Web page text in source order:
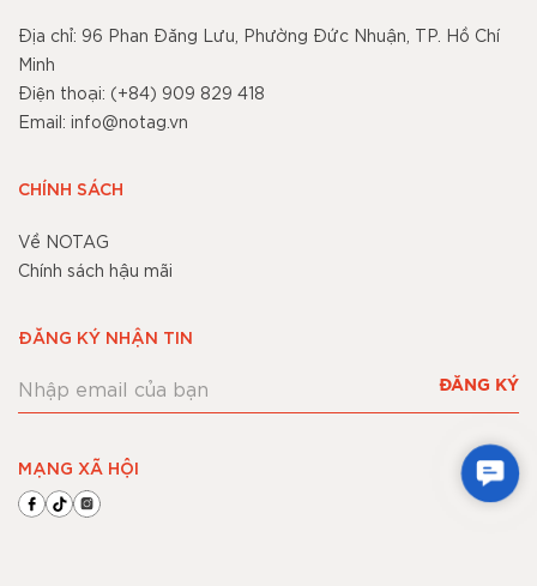
Địa chỉ: 96 Phan Đăng Lưu, Phường Đức Nhuận, TP. Hồ Chí
Minh
Điện thoại: (+84) 909 829 418
Email: info@notag.vn
CHÍNH SÁCH
Về NOTAG
Chính sách hậu mãi
ĐĂNG KÝ NHẬN TIN
ĐĂNG KÝ
MẠNG XÃ HỘI